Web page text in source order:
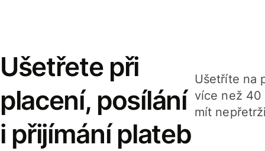
Ušetřete při
placení, posílání
i přijímání plateb
Ušetříte na
více než 40
mít